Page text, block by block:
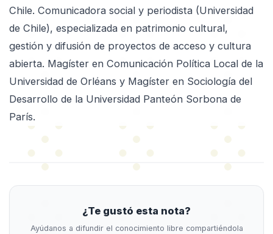
Chile. Comunicadora social y periodista (Universidad
de Chile), especializada en patrimonio cultural,
gestión y difusión de proyectos de acceso y cultura
abierta. Magíster en Comunicación Política Local de la
Universidad de Orléans y Magíster en Sociología del
Desarrollo de la Universidad Panteón Sorbona de
París.
¿Te gustó esta nota?
Ayúdanos a difundir el conocimiento libre compartiéndola